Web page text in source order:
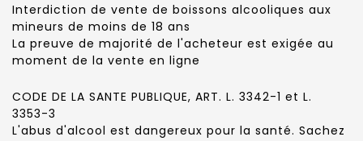
Interdiction de vente de boissons alcooliques aux
mineurs de moins de 18 ans
La preuve de majorité de l'acheteur est exigée au
moment de la vente en ligne
CODE DE LA SANTE PUBLIQUE, ART. L. 3342-1 et L.
3353-3
L'abus d'alcool est dangereux pour la santé. Sachez